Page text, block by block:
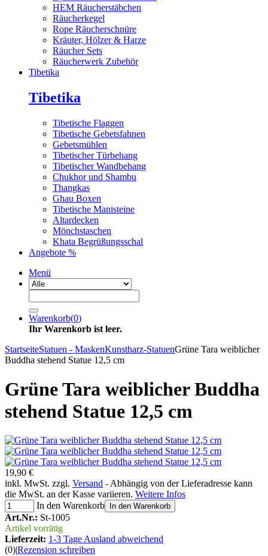
HEM Räucherstäbchen
Räucherkegel
Rope Räucherschnüre
Kräuter, Hölzer & Harze
Räucher Sets
Räucherwerk Zubehör
Tibetika
Tibetika
Tibetische Flaggen
Tibetische Gebetsfahnen
Gebetsmühlen
Tibetischer Türbehang
Tibetischer Wandbehang
Chukhor und Shambu
Thangkas
Ghau Boxen
Tibetische Manisteine
Altardecken
Mönchstaschen
Khata Begrüßungsschal
Angebote %
Menü
Warenkorb(0)
Ihr Warenkorb ist leer.
StartseiteStatuen - MaskenKunstharz-StatuenGrüne Tara weiblicher
Buddha stehend Statue 12,5 cm
Grüne Tara weiblicher Buddha
stehend Statue 12,5 cm
19,90 €
inkl. MwSt. zzgl. Versand - Abhängig von der Lieferadresse kann
die MwSt. an der Kasse variieren. Weitere Infos
In den Warenkorb
In den Warenkorb
Art.Nr.: St-1005
Artikel vorrätig
Lieferzeit: 1-3 Tage Ausland abweichend
(0)|Rezension schreiben